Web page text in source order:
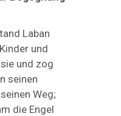
Laban
und
und zog
seinen
Weg;
die Engel